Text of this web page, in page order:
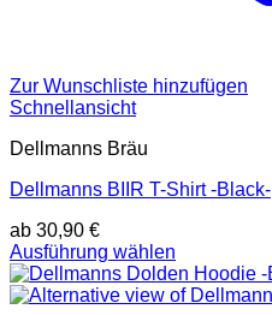
Zur Wunschliste hinzufügen
Schnellansicht
Dellmanns Bräu
Dellmanns BIIR T-Shirt -Black-
ab 30,90 €
Ausführung wählen
Produkt
weist